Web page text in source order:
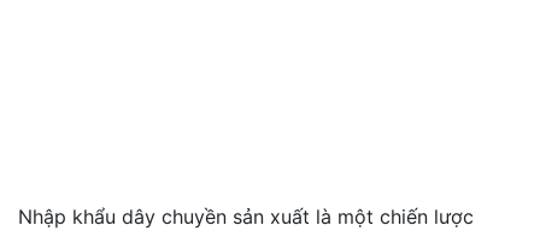
Nhập khẩu dây chuyền sản xuất là một chiến lược